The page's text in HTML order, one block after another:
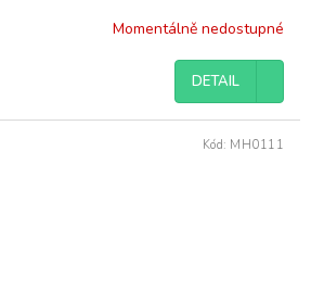
Momentálně nedostupné
DETAIL
Kód: MH0111